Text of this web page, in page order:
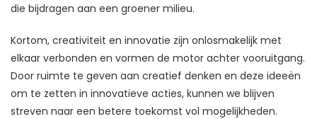
die bijdragen aan een groener milieu.
Kortom, creativiteit en innovatie zijn onlosmakelijk met
elkaar verbonden en vormen de motor achter vooruitgang.
Door ruimte te geven aan creatief denken en deze ideeën
om te zetten in innovatieve acties, kunnen we blijven
streven naar een betere toekomst vol mogelijkheden.